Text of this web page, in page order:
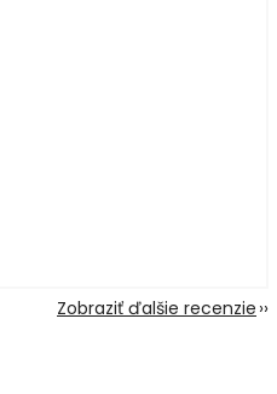
Zobraziť ďalšie recenzie